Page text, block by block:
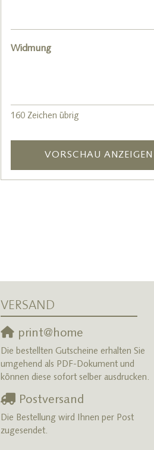
Widmung
160 Zeichen übrig
VORSCHAU ANZEIGEN
VERSAND
print@home
Die bestellten Gutscheine erhalten Sie
umgehend als PDF-Dokument und
können diese sofort selber ausdrucken.
Postversand
Die Bestellung wird Ihnen per Post
zugesendet.